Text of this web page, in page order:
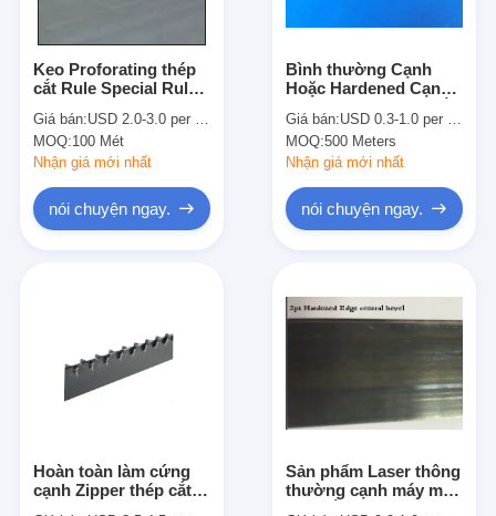
Video
Về chúng tôi
Kiểm soát chất lượng
Keo Proforating thép
cắt Rule Special Rules
Giá bán:USD 2.0-3.0 per Piece (1000mm)
MOQ:100 Mét
Nhận giá mới nhất
nói chuyện ngay.
Bình thường Cạnh
Hoặc Hardened Cạnh
Blade Đối Diecutting
Giá bán:USD 0.3-1.0 per piece or meter
MOQ:500 Meters
Nhận giá mới nhất
nói chuyện ngay.
Hoàn toàn làm cứng
cạnh Zipper thép cắt
Sản phẩm Laser thông
thường cạnh máy móc